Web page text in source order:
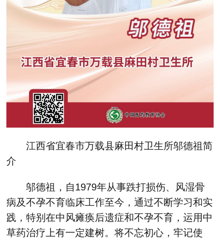
江西省宜春市万载县麻田村卫生所邬德祖简
介
邬德祖，自1979年从事跌打损伤、风湿骨
病及不孕不育临床工作至今，通过不断学习和实
践，特别在中风瘫痪后遗症和不孕不育，运用中
草药治疗上有一定建树。将不忘初心，牢记使